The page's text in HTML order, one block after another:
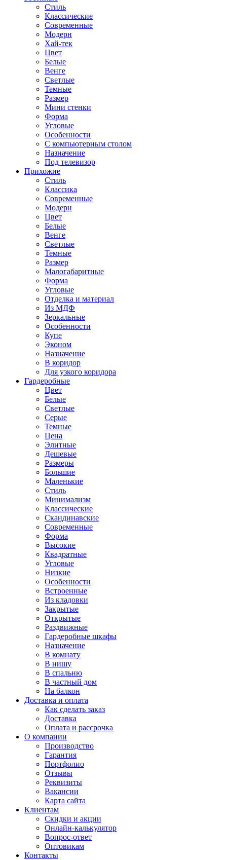
Стиль
Классические
Современные
Модерн
Хай-тек
Цвет
Белые
Венге
Светлые
Темные
Размер
Мини стенки
Форма
Угловые
Особенности
С компьютерным столом
Назначение
Под телевизор
Прихожие
Стиль
Классика
Современные
Модерн
Цвет
Белые
Венге
Светлые
Темные
Размер
Малогабаритные
Форма
Угловые
Отделка и материал
Из МДФ
Зеркальные
Особенности
Купе
Эконом
Назначение
В коридор
Для узкого коридора
Гардеробные
Цвет
Белые
Светлые
Серые
Темные
Цена
Элитные
Дешевые
Размеры
Большие
Маленькие
Стиль
Минимализм
Классические
Скандинавские
Современные
Форма
Высокие
Квадратные
Угловые
Низкие
Особенности
Встроенные
Из кладовки
Закрытые
Открытые
Раздвижные
Гардеробные шкафы
Назначение
В комнату
В нишу
В спальню
В частный дом
На балкон
Доставка и оплата
Как сделать заказ
Доставка
Оплата и рассрочка
О компании
Производство
Гарантия
Портфолио
Отзывы
Реквизиты
Вакансии
Карта сайта
Клиентам
Скидки и акции
Онлайн-калькулятор
Вопрос-ответ
Оптовикам
Контакты